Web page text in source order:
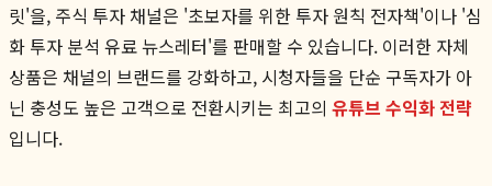
릿'을, 주식 투자 채널은 '초보자를 위한 투자 원칙 전자책'이나 '심
화 투자 분석 유료 뉴스레터'를 판매할 수 있습니다. 이러한 자체
상품은 채널의 브랜드를 강화하고, 시청자들을 단순 구독자가 아
닌 충성도 높은 고객으로 전환시키는 최고의 유튜브 수익화 전략
입니다.